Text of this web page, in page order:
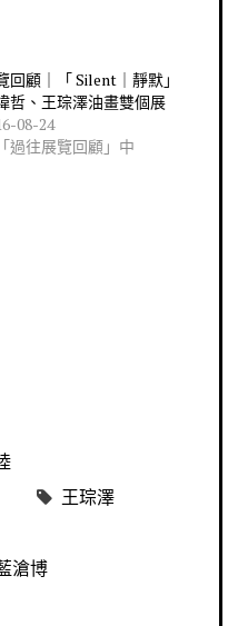
回顧｜「 Silent｜靜默」
哲、王琮澤油畫雙個展
08-24
過往展覽回顧」中
王琮澤
滄博